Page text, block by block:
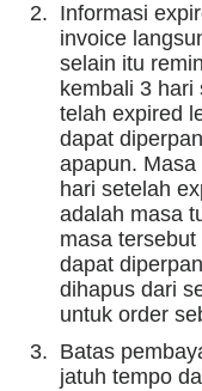
Informasi
invoice
selain itu
kembali 3 hari
telah expired
dapat
apapun.
hari setelah
adalah masa
masa
dapat
dihapus dari
untuk order
Batas
jatuh tempo